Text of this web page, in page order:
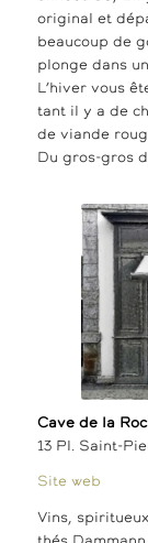
original et
beaucoup de
plonge dans
L’hiver vous
tant il y a de
de viande
Du gros-gros
Cave de la
13 Pl. Saint-
Site web
Vins,